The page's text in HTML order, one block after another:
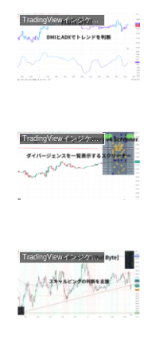
TradingViewインジケーターおすすめ一覧
TradingViewインジケーターおすすめ一覧
TradingViewインジケーターおすすめ一覧